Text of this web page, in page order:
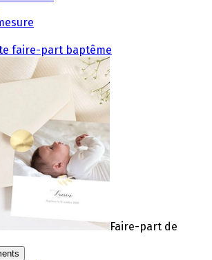
faire-part baptême
Faire-part de